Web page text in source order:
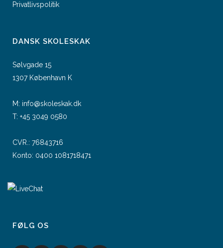
Privatlivspolitik
DANSK SKOLESKAK
Sølvgade 15
1307 København K
M: info@skoleskak.dk
T: +45 3049 0580
CVR.: 76843716
Konto: 0400 1081718471
FØLG OS